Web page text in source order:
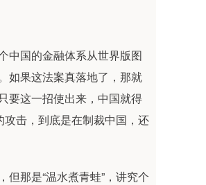
中国的金融体系从世界版图
如果这法案真落地了，那就
要这一招使出来，中国就得
攻击，到底是在制裁中国，还
那是“温水煮青蛙”，讲究个